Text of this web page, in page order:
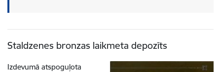
Staldzenes bronzas laikmeta depozīts
Izdevumā atspoguļota